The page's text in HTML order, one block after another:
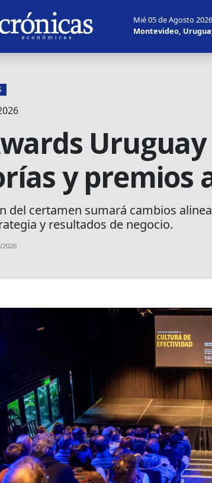
Mié 05 de Agosto 2026
Montevideo,
y premios
del certamen sumará cambios
y resultados de negocio.
2026